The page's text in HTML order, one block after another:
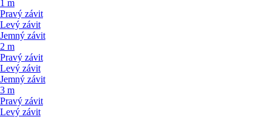
1 m
Pravý závit
Levý závit
Jemný závit
2 m
Pravý závit
Levý závit
Jemný závit
3 m
Pravý závit
Levý závit